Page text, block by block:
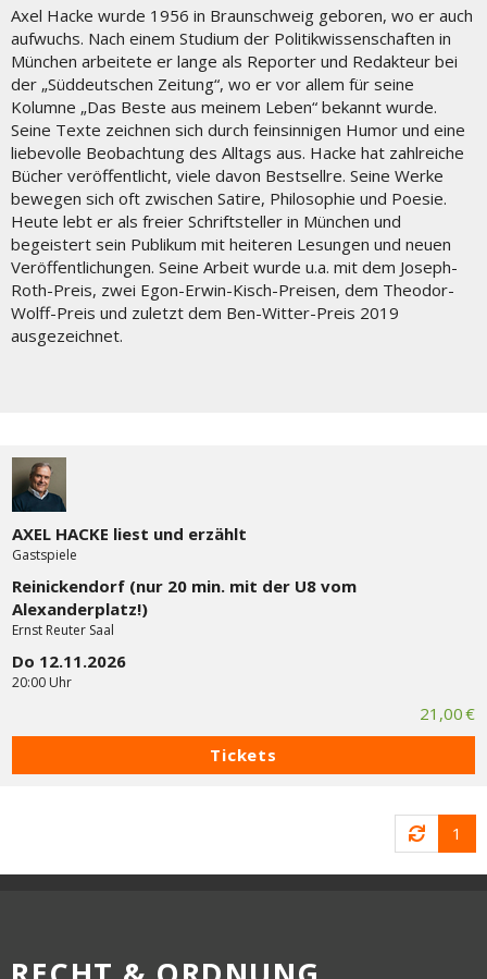
Axel Hacke wurde 1956 in Braunschweig geboren, wo er auch
aufwuchs. Nach einem Studium der Politikwissenschaften in
München arbeitete er lange als Reporter und Redakteur bei
der „Süddeutschen Zeitung“, wo er vor allem für seine
Kolumne „Das Beste aus meinem Leben“ bekannt wurde.
Seine Texte zeichnen sich durch feinsinnigen Humor und eine
liebevolle Beobachtung des Alltags aus. Hacke hat zahlreiche
Bücher veröffentlicht, viele davon Bestsellre. Seine Werke
bewegen sich oft zwischen Satire, Philosophie und Poesie.
Heute lebt er als freier Schriftsteller in München und
begeistert sein Publikum mit heiteren Lesungen und neuen
Veröffentlichungen. Seine Arbeit wurde u.a. mit dem Joseph-
Roth-Preis, zwei Egon-Erwin-Kisch-Preisen, dem Theodor-
Wolff-Preis und zuletzt dem Ben-Witter-Preis 2019
ausgezeichnet.
AXEL HACKE liest und erzählt
Gastspiele
Reinickendorf (nur 20 min. mit der U8 vom
Alexanderplatz!)
Ernst Reuter Saal
Do 12.11.2026
20:00 Uhr
21,00 €
Tickets
1